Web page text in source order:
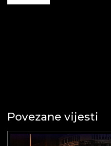
Povezane vijesti